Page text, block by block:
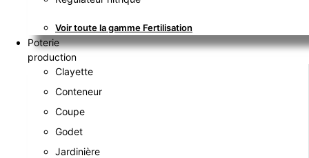
Voir toute la gamme Fertilisation
Poterie
production
Clayette
Conteneur
Coupe
Godet
Jardinière